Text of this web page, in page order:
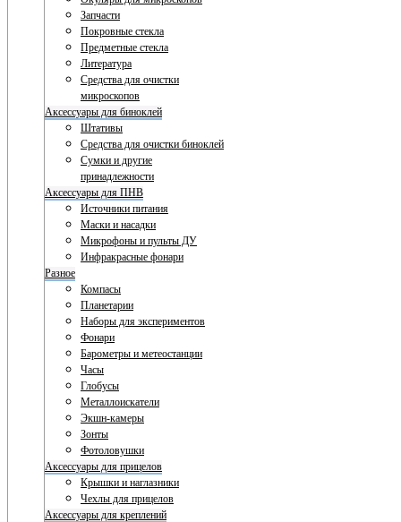
Запчасти
Покровные стекла
Предметные стекла
Литература
Средства для очистки
микроскопов
Аксессуары для биноклей
Штативы
Средства для очистки биноклей
Сумки и другие
принадлежности
Аксессуары для ПНВ
Источники питания
Маски и насадки
Микрофоны и пульты ДУ
Инфракрасные фонари
Разное
Компасы
Планетарии
Наборы для экспериментов
Фонари
Барометры и метеостанции
Часы
Глобусы
Металлоискатели
Экшн-камеры
Зонты
Фотоловушки
Аксессуары для прицелов
Крышки и наглазники
Чехлы для прицелов
Аксессуары для креплений